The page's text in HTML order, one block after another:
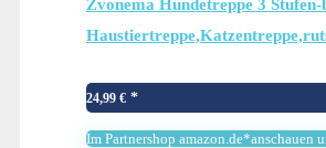
Zvonema Hundetreppe 3
Fusselrolle
24,99 €
Im Partnershop amazon.de*anschauen